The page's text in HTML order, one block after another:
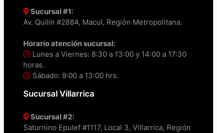
Sucursal #1:
Av. Quilín #2884, Macul, Región Metropolitana.
Horario atención sucursal:
Lunes a Viernes: 8:30 a 13:00 y 14:00 a 17:30
horas.
Sábado: 9:00 a 13:00 hrs.
Sucursal Villarrica
Sucursal #2:
Saturnino Epulef #1117, Local 3, Villarrica, Región